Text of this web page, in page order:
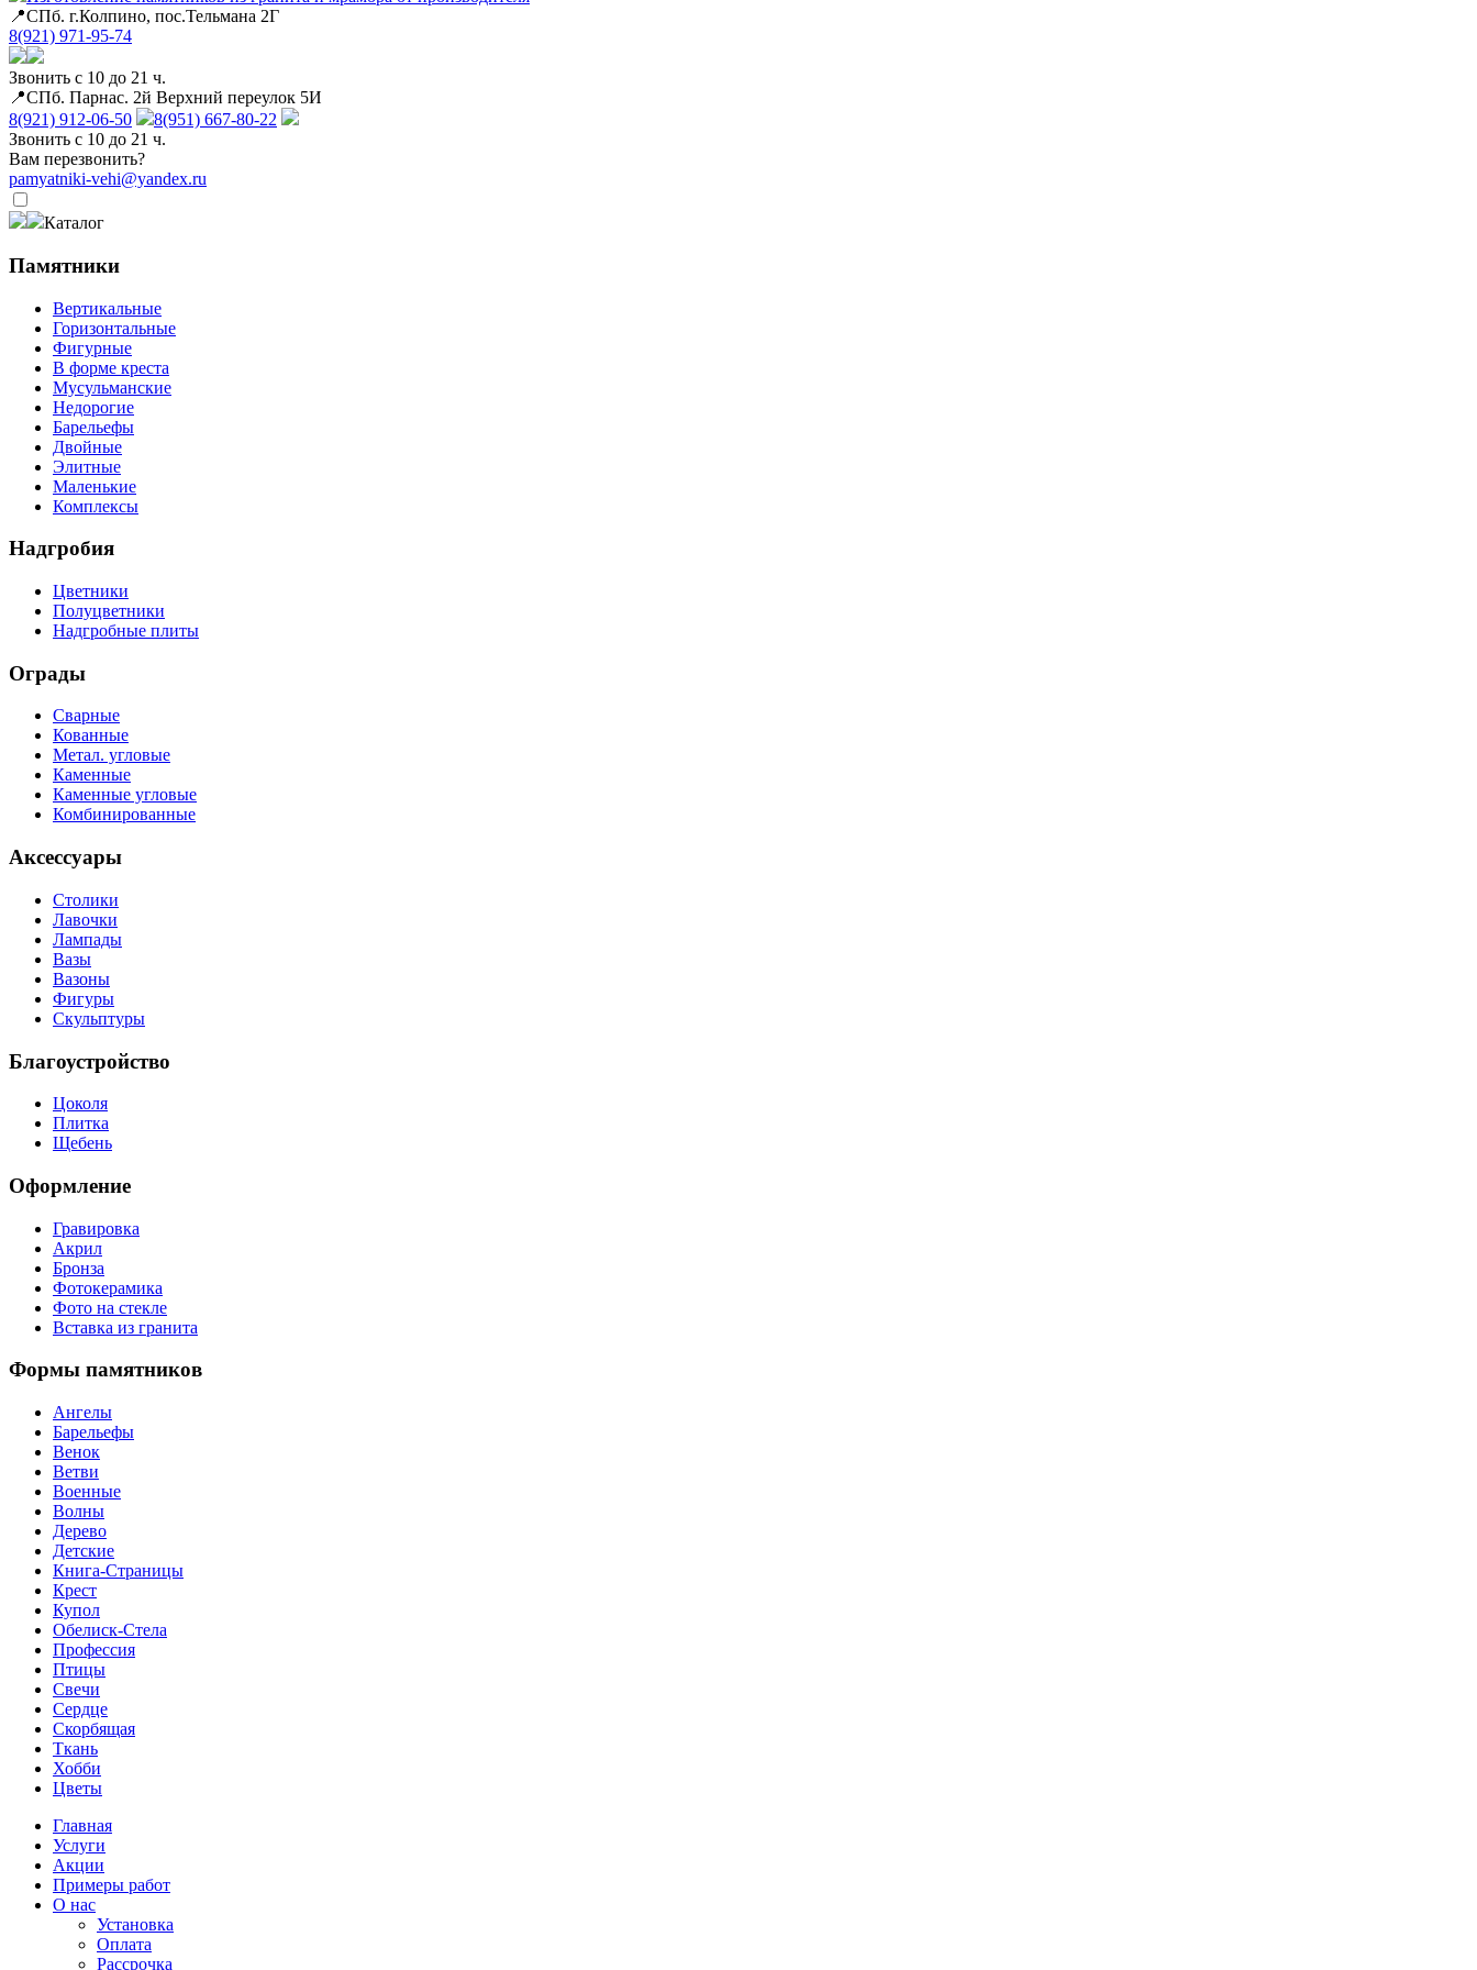
📍СПб. г.Колпино, пос.Тельмана 2Г
8(921) 971-95-74
Звонить с 10 до 21 ч.
📍СПб. Парнас. 2й Верхний переулок 5И
8(921) 912-06-50
8(951) 667-80-22
Звонить с 10 до 21 ч.
Вам перезвонить?
pamyatniki-vehi@yandex.ru
Каталог
Памятники
Вертикальные
Горизонтальные
Фигурные
В форме креста
Мусульманские
Недорогие
Барельефы
Двойные
Элитные
Маленькие
Комплексы
Надгробия
Цветники
Полуцветники
Надгробные плиты
Ограды
Сварные
Кованные
Метал. угловые
Каменные
Каменные угловые
Комбинированные
Аксессуары
Столики
Лавочки
Лампады
Вазы
Вазоны
Фигуры
Скульптуры
Благоустройство
Цоколя
Плитка
Щебень
Оформление
Гравировка
Акрил
Бронза
Фотокерамика
Фото на стекле
Вставка из гранита
Формы памятников
Ангелы
Барельефы
Венок
Ветви
Военные
Волны
Дерево
Детские
Книга-Страницы
Крест
Купол
Обелиск-Стела
Профессия
Птицы
Свечи
Сердце
Скорбящая
Ткань
Хобби
Цветы
Главная
Услуги
Акции
Примеры работ
О нас
Установка
Оплата
Рассрочка